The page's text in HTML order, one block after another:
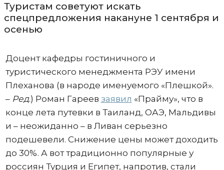
Туристам советуют искать
спецпредложения накануне 1 сентября и
осенью
Доцент кафедры гостиничного и
туристического менеджмента РЭУ имени
Плеханова (в народе именуемого «Плешкой».
– Ред.) Роман Гареев заявил «Прайму», что в
конце лета путевки в Таиланд, ОАЭ, Мальдивы
и – неожиданно – в Ливан серьезно
подешевели. Снижение цены может доходить
до 30%. А вот традиционно популярные у
россиян Турция и Египет, напротив, стали